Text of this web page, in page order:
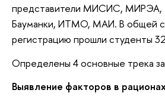
представители МИСИС,
Бауманки, ИТМО, МАИ. В общей
регистрацию прошли студенты
Определены 4 основные трека
Выявление факторов в